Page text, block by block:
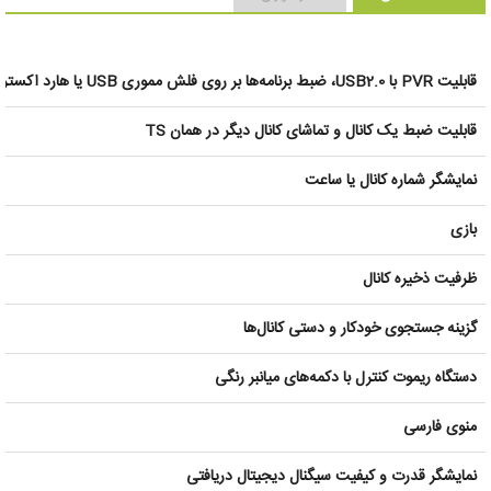
قابلیت PVR با USB2.0، ضبط برنامه‌ها بر روی فلش مموری USB یا هارد اکسترنال
قابلیت ضبط یک کانال و تماشای کانال دیگر در همان TS
نمایشگر شماره کانال یا ساعت
بازی
ظرفیت ذخیره کانال
گزینه جستجوی خودکار و دستی کانال‌ها
دستگاه ریموت کنترل با دکمه‌های میانبر رنگی
منوی فارسی
نمایشگر قدرت و کیفیت سیگنال دیجیتال دریافتی